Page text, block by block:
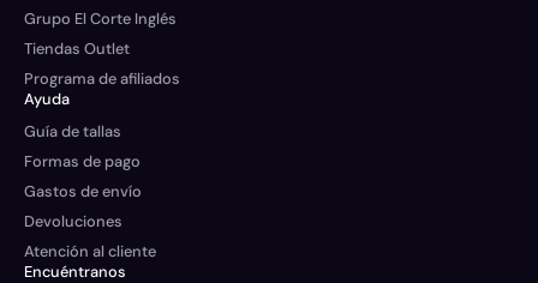
Grupo El Corte Inglés
Tiendas Outlet
Programa de afiliados
Ayuda
Guía de tallas
Formas de pago
Gastos de envío
Devoluciones
Atención al cliente
Encuéntranos